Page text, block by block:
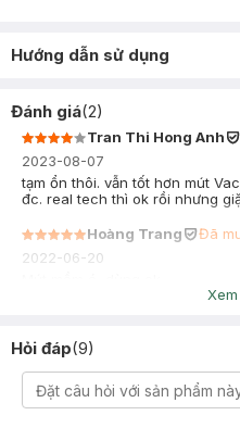
Hướng dẫn sử dụng
Đánh giá(2)
Tran Thi Hong Anh
2023-08-07
tạm ổn thôi. vẫn tốt hơn mút
đc. real tech thì ok rồi nhưng
Hoàng Trang
Đã
2022-06-20
Hỏi đáp(9)